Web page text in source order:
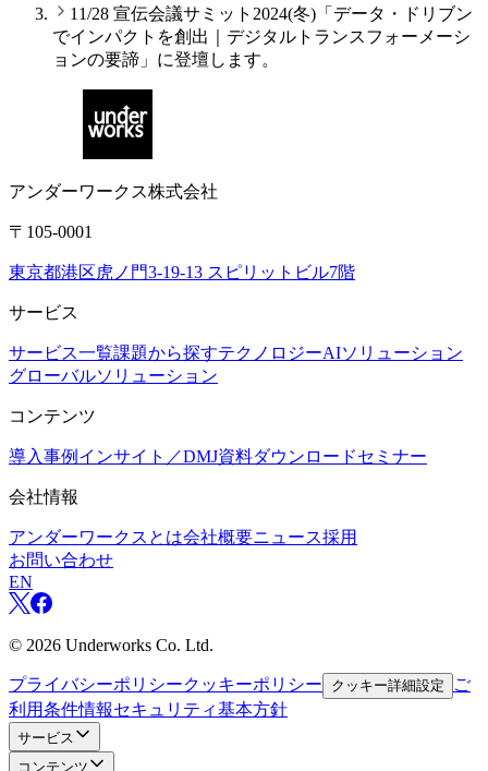
11/28 宣伝会議サミット2024(冬)「データ・ドリブン
でインパクトを創出｜デジタルトランスフォーメーシ
ョンの要諦」に登壇します。
アンダーワークス株式会社
〒105-0001
東京都港区虎ノ門3-19-13 スピリットビル7階
サービス
サービス一覧課題から探すテクノロジーAIソリューション
グローバルソリューション
コンテンツ
導入事例 インサイト／DMJ資料ダウンロードセミナー
会社情報
アンダーワークスとは会社概要ニュース採用
お問い合わせ
EN
© 2026 Underworks Co. Ltd.
プライバシーポリシークッキーポリシー クッキー詳細設定
ご
利用条件情報セキュリティ基本方針
サービス
コンテンツ